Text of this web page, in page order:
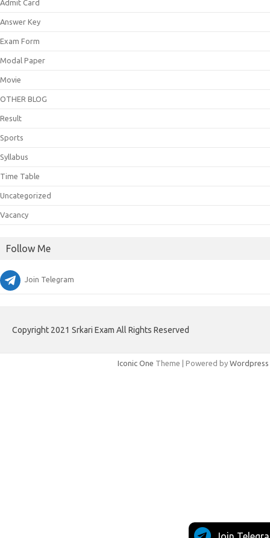
Admit Card
Answer Key
Exam Form
Modal Paper
Movie
OTHER BLOG
Result
Sports
Syllabus
Time Table
Uncategorized
Vacancy
Follow Me
Join Telegram
Copyright 2021 Srkari Exam All Rights Reserved
Iconic One Theme | Powered by Wordpress